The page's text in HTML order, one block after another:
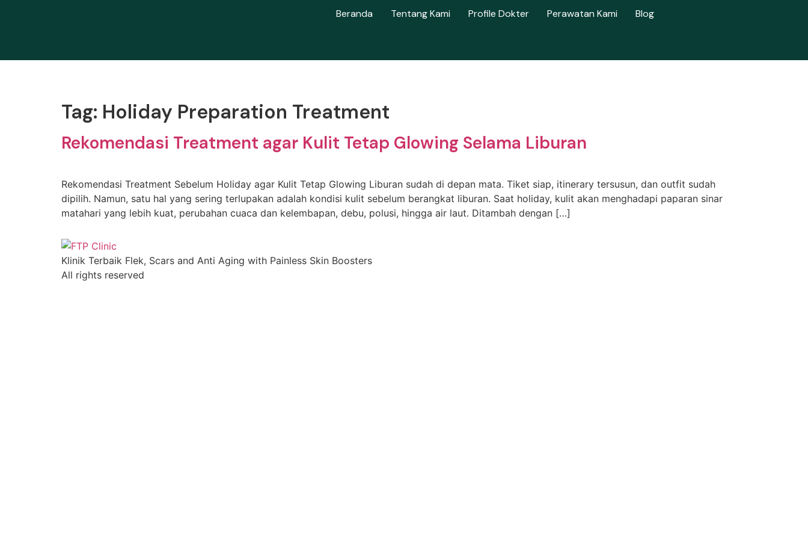
Beranda Tentang Kami Profile Dokter Perawatan Kami Blog
Tag: Holiday Preparation Treatment
Rekomendasi Treatment agar Kulit Tetap Glowing Selama Liburan
Rekomendasi Treatment Sebelum Holiday agar Kulit Tetap Glowing Liburan sudah di depan mata. Tiket siap, itinerary tersusun, dan outfit sudah
dipilih. Namun, satu hal yang sering terlupakan adalah kondisi kulit sebelum berangkat liburan. Saat holiday, kulit akan menghadapi paparan sinar
matahari yang lebih kuat, perubahan cuaca dan kelembapan, debu, polusi, hingga air laut. Ditambah dengan […]
Klinik Terbaik Flek, Scars and Anti Aging with Painless Skin Boosters
All rights reserved